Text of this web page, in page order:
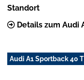
Standort
Details zum Audi
Audi A1 Sportback 40